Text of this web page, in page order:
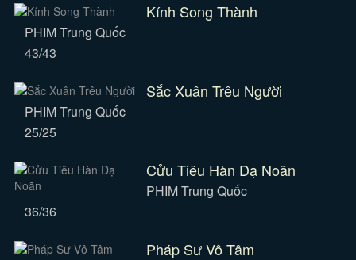
Kính Song Thành
PHIM Trung Quốc
43/43
Sắc Xuân Trêu Người
PHIM Trung Quốc
25/25
Cửu Tiêu Hàn Dạ Noãn
PHIM Trung Quốc
36/36
Pháp Sư Vô Tâm